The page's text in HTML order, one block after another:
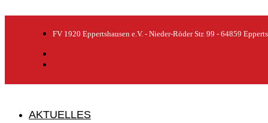
FV 1920 Eppertshausen e.V. - Nieder-Röder Str. 99 - 64859
AKTUELLES